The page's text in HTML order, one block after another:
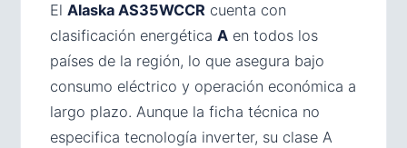
El Alaska AS35WCCR cuenta con
clasificación energética A en todos los
países de la región, lo que asegura bajo
consumo eléctrico y operación económica a
largo plazo. Aunque la ficha técnica no
especifica tecnología inverter, su clase A